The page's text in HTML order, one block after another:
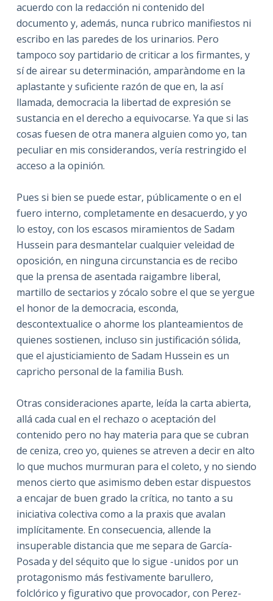
acuerdo con la redacción ni contenido del
documento y, además, nunca rubrico manifiestos ni
escribo en las paredes de los urinarios. Pero
tampoco soy partidario de criticar a los firmantes, y
sí de airear su determinación, amparàndome en la
aplastante y suficiente razón de que en, la así
llamada, democracia la libertad de expresión se
sustancia en el derecho a equivocarse. Ya que si las
cosas fuesen de otra manera alguien como yo, tan
peculiar en mis considerandos, vería restringido el
acceso a la opinión.
Pues si bien se puede estar, públicamente o en el
fuero interno, completamente en desacuerdo, y yo
lo estoy, con los escasos miramientos de Sadam
Hussein para desmantelar cualquier veleidad de
oposición, en ninguna circunstancia es de recibo
que la prensa de asentada raigambre liberal,
martillo de sectarios y zócalo sobre el que se yergue
el honor de la democracia, esconda,
descontextualice o ahorme los planteamientos de
quienes sostienen, incluso sin justificación sólida,
que el ajusticiamiento de Sadam Hussein es un
capricho personal de la familia Bush.
Otras consideraciones aparte, leída la carta abierta,
allá cada cual en el rechazo o aceptación del
contenido pero no hay materia para que se cubran
de ceniza, creo yo, quienes se atreven a decir en alto
lo que muchos murmuran para el coleto, y no siendo
menos cierto que asimismo deben estar dispuestos
a encajar de buen grado la crítica, no tanto a su
iniciativa colectiva como a la praxis que avalan
implícitamente. En consecuencia, allende la
insuperable distancia que me separa de García-
Posada y del séquito que lo sigue -unidos por un
protagonismo más festivamente barullero,
folclórico y figurativo que provocador, con Perez-